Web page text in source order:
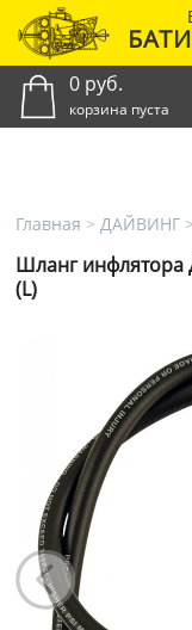
0 руб.
корзина пуста
Главная > ДАЙВИНГ >
Шланг
(L)